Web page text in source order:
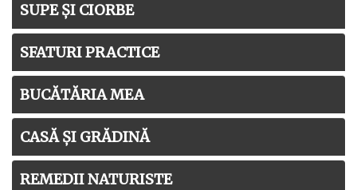
SUPE ȘI CIORBE
SFATURI PRACTICE
BUCĂTĂRIA MEA
CASĂ ȘI GRĂDINĂ
REMEDII NATURISTE